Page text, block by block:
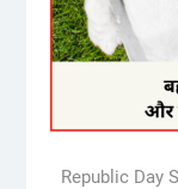
Republic Day